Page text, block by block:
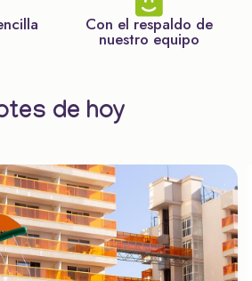
Con el respaldo de
nuestro equipo
de hoy